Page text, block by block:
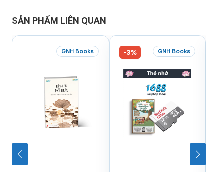
SẢN PHẨM LIÊN QUAN
GNH Books -3% GNH Books